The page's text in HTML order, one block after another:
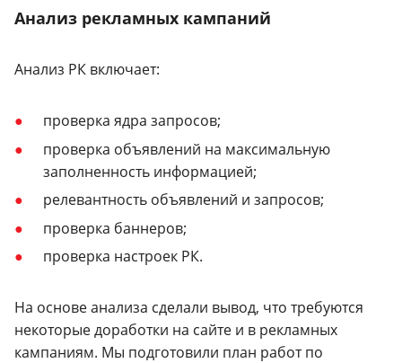
Анализ рекламных кампаний
Анализ РК включает:
проверка ядра запросов;
проверка объявлений на максимальную
заполненность информацией;
релевантность объявлений и запросов;
проверка баннеров;
проверка настроек РК.
На основе анализа сделали вывод, что требуются
некоторые доработки на сайте и в рекламных
кампаниям. Мы подготовили план работ по